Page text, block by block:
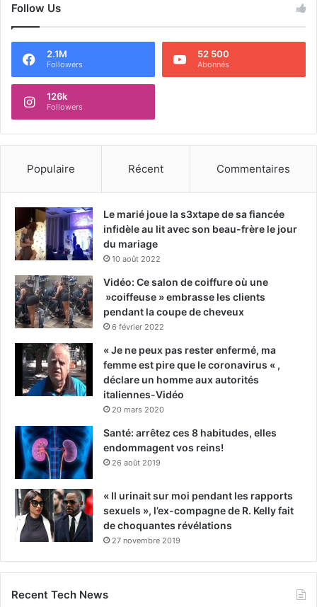
Follow Us
2.1M
Followers
52 500
Abonnés
126k
Followers
Populaire Récent Commentaires
Le marié joue la s3xtape de sa fiancée
infidèle au lit avec son beau-frère le jour
du mariage
10 août 2022
Vidéo: Ce salon de coiffure où une
»coiffeuse » embrasse les clients
pendant la coupe de cheveux
6 février 2022
« Je ne peux pas rester enfermé, ma
femme est pire que le coronavirus « ,
déclare un homme aux autorités
italiennes-Vidéo
20 mars 2020
Santé: arrêtez ces 8 habitudes, elles
endommagent vos reins!
26 août 2019
« Il urinait sur moi pendant les rapports
sexuels », l’ex-compagne de R. Kelly fait
de choquantes révélations
27 novembre 2019
Recent Tech News